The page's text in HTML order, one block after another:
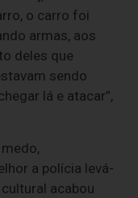
o carro foi
armas, aos
deles que
sendo
lá e atacar”,
a polícia levá-
acabou